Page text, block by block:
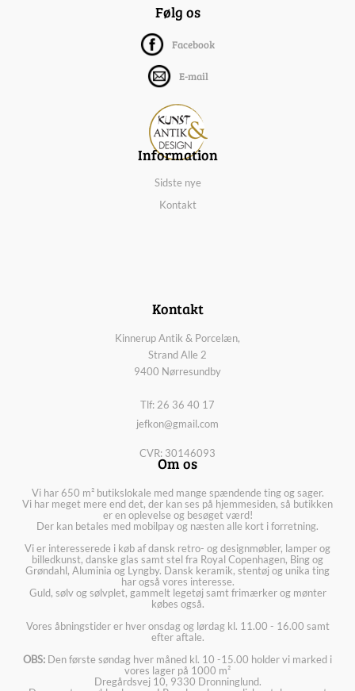
Følg os
Facebook
E-mail
Information
Sidste nye
Kontakt
Kontakt
Kinnerup Antik & Porcelæn,
Strand Alle 2
9400 Nørresundby
Tlf: 26 36 40 17
jefkon@gmail.com
CVR: 30146093
Om os
Vi har 650 m² butikslokale med mange spændende ting og sager.
Vi har meget mere end det, der kan ses på hjemmesiden, så butikken
er en oplevelse og besøget værd!
Der kan betales med mobilpay og næsten alle kort i forretning.
Vi er interesserede i køb af dansk retro- og designmøbler, lamper og
billedkunst, danske glas samt stel fra Royal Copenhagen, Bing og
Grøndahl, Aluminia og Lyngby. Dansk keramik, stentøj og unika ting
har også vores interesse.
Guld, sølv og sølvplet, gammelt legetøj samt frimærker og mønter
købes også.
Vores åbningstider er hver onsdag og lørdag kl. 11.00 - 16.00 samt
efter aftale.
OBS: Den første søndag hver måned kl. 10 -15.00 holder vi marked i
vores lager på 1000 m²
Dregårdsvej 10, 9330 Dronninglund.